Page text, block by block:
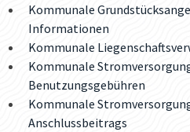
Kommunale
Informationen
Kommunale
Kommunale
Benutzungsgebühren
Kommunale
Anschlussbeitrags